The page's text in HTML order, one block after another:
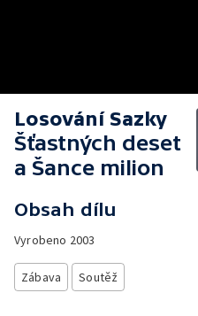
Losování Sazky
Šťastných deset
a Šance milion
Obsah dílu
Vyrobeno 2003
Zábava Soutěž